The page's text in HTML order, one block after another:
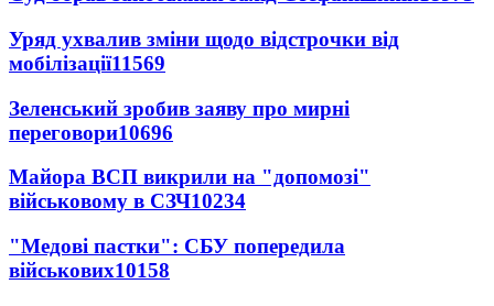
Уряд ухвалив зміни щодо відстрочки від
мобілізації11569
Зеленський зробив заяву про мирні
переговори10696
Майора ВСП викрили на "допомозі"
військовому в СЗЧ10234
"Медові пастки": СБУ попередила
військових10158